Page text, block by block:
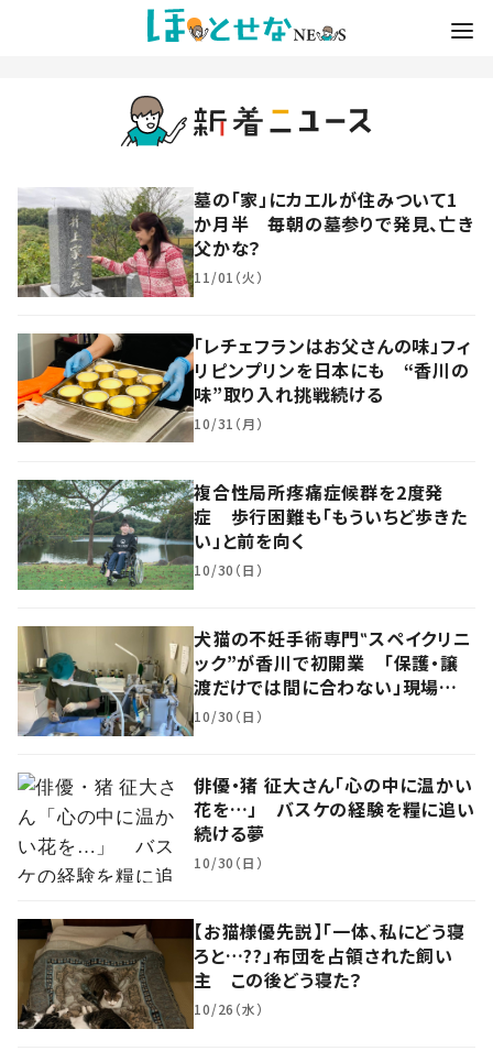
墓の「家」にカエルが住みついて1
か月半 毎朝の墓参りで発見、亡き
父かな？
11/01（火）
「レチェフランはお父さんの味」フィ
リピンプリンを日本にも “香川の
味”取り入れ挑戦続ける
10/31（月）
複合性局所疼痛症候群を2度発
症 歩行困難も「もういちど歩きた
い」と前を向く
10/30（日）
犬猫の不妊手術専門‟スペイクリニ
ック”が香川で初開業 「保護・譲
渡だけでは間に合わない」現場の
思い
10/30（日）
俳優・猪 征大さん「心の中に温かい
花を…」 バスケの経験を糧に追い
続ける夢
10/30（日）
【お猫様優先説】「一体、私にどう寝
ろと…??」布団を占領された飼い
主 この後どう寝た？
10/26（水）